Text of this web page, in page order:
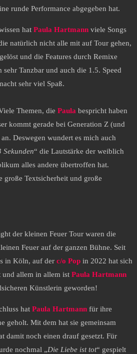
runde Performance abgegeben hat.
hat Paula Hartmann viele Songs
natürlich nicht alle mit auf Tour gehen,
und die Features durch Remixe
Tanzbar und auch die 1.5. Speed
sehr viel Spaß.
Themen, die Paula bespricht haben
kommt gerade bei Generation Z (und
Deswegen wundert es mich auch
Sekunden“ die Lautstärke der weiblich
alles andere übertroffen hat.
große Textsicherheit und große
der kleinen Feuer Tour waren die
Feuer auf der ganzen Bühne. Seit
in Köln, auf der c/o Pop in 2022 hat sich
allem in allem ist Paula Hartmann
Künstlerin geworden!
hat Paula Hartmann für ihre
geholt. Mit dem hat sie gemeinsam
damit noch einen drauf gesetzt. Für
nochmal „Die Liebe ist tot“ gespielt